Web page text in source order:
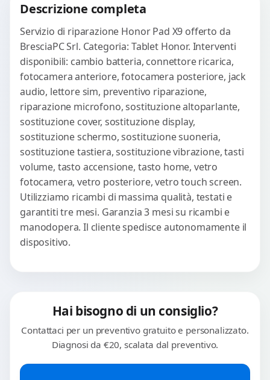
Descrizione completa
Servizio di riparazione Honor Pad X9 offerto da
BresciaPC Srl. Categoria: Tablet Honor. Interventi
disponibili: cambio batteria, connettore ricarica,
fotocamera anteriore, fotocamera posteriore, jack
audio, lettore sim, preventivo riparazione,
riparazione microfono, sostituzione altoparlante,
sostituzione cover, sostituzione display,
sostituzione schermo, sostituzione suoneria,
sostituzione tastiera, sostituzione vibrazione, tasti
volume, tasto accensione, tasto home, vetro
fotocamera, vetro posteriore, vetro touch screen.
Utilizziamo ricambi di massima qualità, testati e
garantiti tre mesi. Garanzia 3 mesi su ricambi e
manodopera. Il cliente spedisce autonomamente il
dispositivo.
Hai bisogno di un consiglio?
Contattaci per un preventivo gratuito e personalizzato.
Diagnosi da €20, scalata dal preventivo.